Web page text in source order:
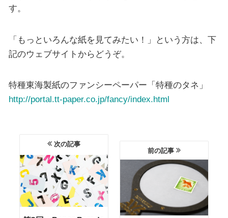
す。
「もっといろんな紙を見てみたい！」という方は、下
記のウェブサイトからどうぞ。
特種東海製紙のファンシーペーパー「特種のタネ」
http://portal.tt-paper.co.jp/fancy/index.html
次の記事
前の記事